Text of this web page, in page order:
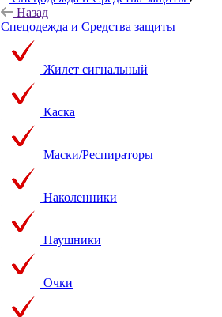
Назад
Спецодежда и Средства защиты
Жилет сигнальный
Каска
Маски/Респираторы
Наколенники
Наушники
Очки